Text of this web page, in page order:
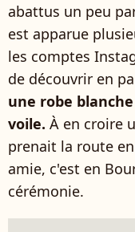
abattus un peu
est apparue
les comptes
de découvrir en
une robe
voile. À en croire
prenait la route
amie, c'est en
cérémonie.